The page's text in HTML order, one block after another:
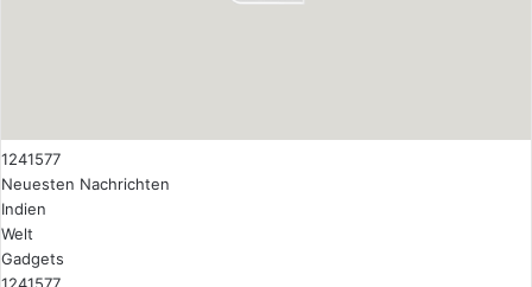
1241577
Neuesten Nachrichten
Indien
Welt
Gadgets
1241577